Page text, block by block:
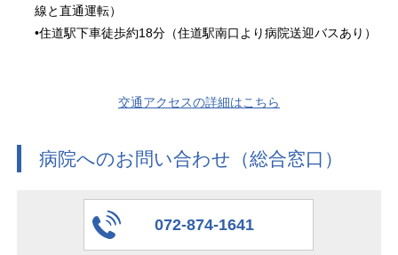
線と直通運転）
•住道駅下車徒歩約18分（住道駅南口より病院送迎バスあり）
交通アクセスの詳細はこちら
病院へのお問い合わせ（総合窓口）
072-874-1641